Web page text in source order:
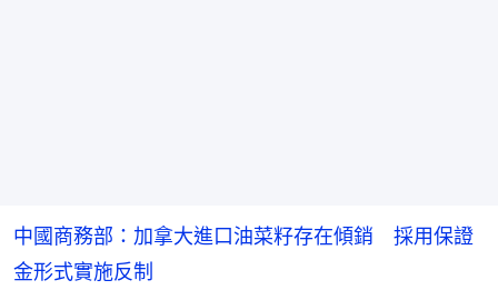
中國商務部：加拿大進口油菜籽存在傾銷 採用保證
金形式實施反制